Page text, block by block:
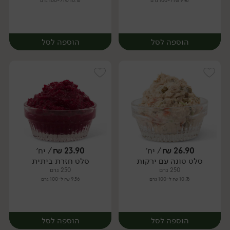
הוספה לסל
יח׳
הוספה לסל
יח׳
26.90
₪/ יח׳
סלט טונה עם ירקות
250 גרם
10.76 ₪ ל-100 גרם
הוספה לסל
23.90
₪/ יח׳
סלט חזרת ביתית
250 גרם
9.56 ₪ ל-100 גרם
הוספה לסל